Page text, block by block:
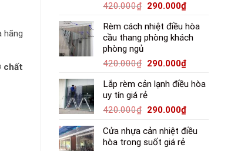
420.000₫ 290.000₫
Rèm cách nhiệt điều hòa
cầu thang phòng khách
phòng ngủ
420.000₫ 290.000₫
Lắp rèm cản lạnh điều hòa
uy tín giá rẻ
420.000₫ 290.000₫
Cửa nhựa cản nhiệt điều
hòa trong suốt giá rẻ
hãng
chất